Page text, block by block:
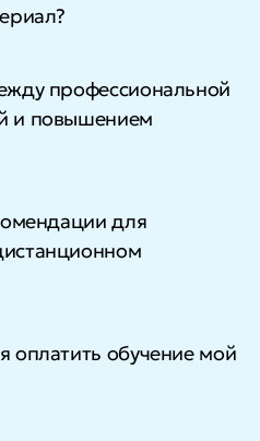
профессиональной
и повышением
для
оплатить обучение мой